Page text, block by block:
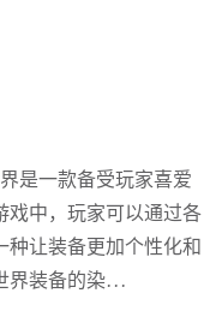
是一款备受玩家喜爱
中，玩家可以通过各
让装备更加个性化和
界装备的染...